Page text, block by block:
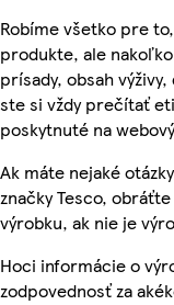
Robíme všetko pre
produkte, ale
prísady, obsah
ste si vždy prečítať
poskytnuté na
Ak máte nejaké
značky Tesco,
výrobku, ak nie je
Hoci informácie o
zodpovednosť za